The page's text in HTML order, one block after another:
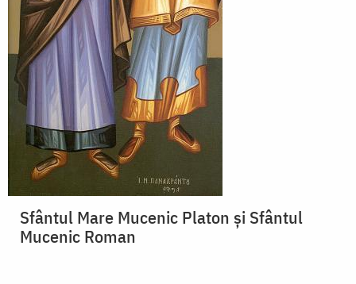
Sfântul Mare Mucenic Platon și Sfântul
Mucenic Roman